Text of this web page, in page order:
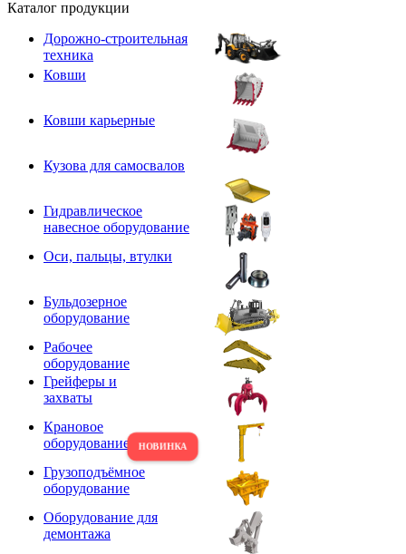
Каталог продукции
Дорожно-строительная
техника
Ковши
Ковши карьерные
Кузова для самосвалов
Гидравлическое
навесное оборудование
Оси, пальцы, втулки
Бульдозерное
оборудование
Рабочее
оборудование
Грейферы и
захваты
Крановое
оборудование
Грузоподъёмное
оборудование
Оборудование для
демонтажа